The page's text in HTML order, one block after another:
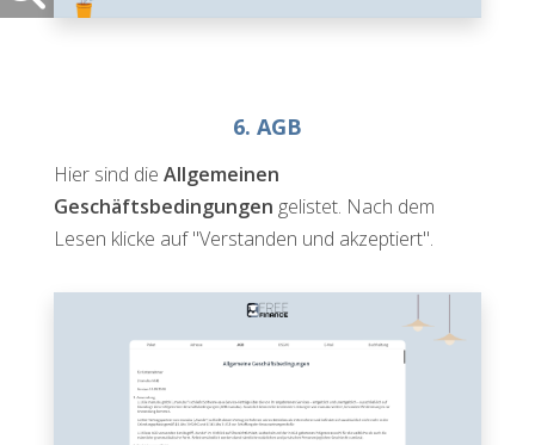
6. AGB
Hier sind die Allgemeinen
Geschäftsbedingungen gelistet. Nach dem
Lesen klicke auf "Verstanden und akzeptiert".